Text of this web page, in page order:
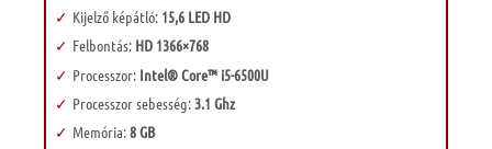
Kijelző képátló: 15,6 LED HD
Felbontás: HD 1366×768
Processzor:Intel® Core™ i5-6500U
Processzor sebesség:3.1 Ghz
Memória:8 GB